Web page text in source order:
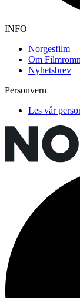
INFO
Norgesfilm
Om
Nyhetsbrev
Personvern
Les vår